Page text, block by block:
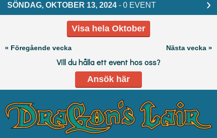
SÖNDAG, OKTOBER 13, 2024 - 0 EVENT
Visa hela Oktober
« Föregående vecka Nästa vecka »
Vill du hålla ett event hos oss?
Ansök här